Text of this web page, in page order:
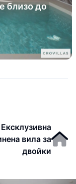
близо до
Ексклузивна
вила за
двойки